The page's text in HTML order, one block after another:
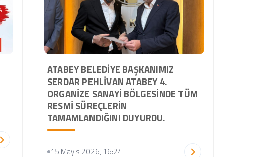
ATABEY BELEDIYE BAŞKANIMIZ
SERDAR PEHLIVAN ATABEY 4.
ORGANIZE SANAYI BÖLGESINDE TÜM
RESMI SÜREÇLERIN
TAMAMLANDIĞINI DUYURDU.
15 Mayıs 2026, 16:24